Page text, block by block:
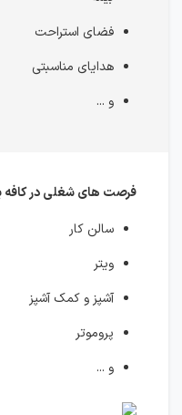
فضای استراحت
هدایای مناسبتی
و ...
فرصت های شغلی در کافه
سالن کار
ویتر
آشپز و کمک آشپز
پروموتر
و ...